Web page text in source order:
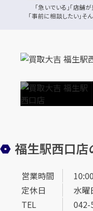
「急いでいる」「店舗
「事前に相談したい」そ
福生駅西口店
営業時間
定休日
水曜
TEL
042-